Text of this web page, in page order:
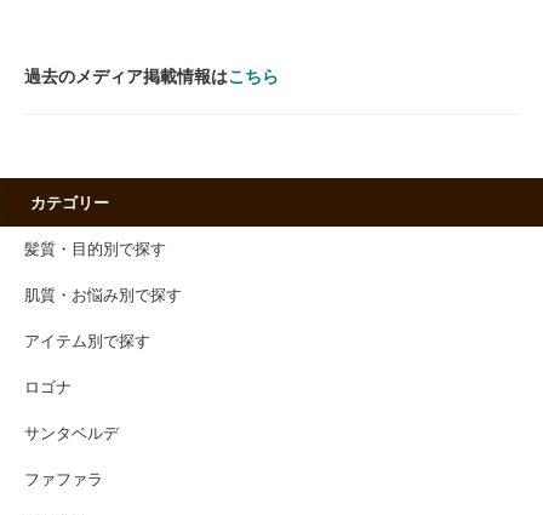
過去のメディア掲載情報はこちら
カテゴリー
髪質・目的別で探す
肌質・お悩み別で探す
アイテム別で探す
ロゴナ
サンタベルデ
ファファラ